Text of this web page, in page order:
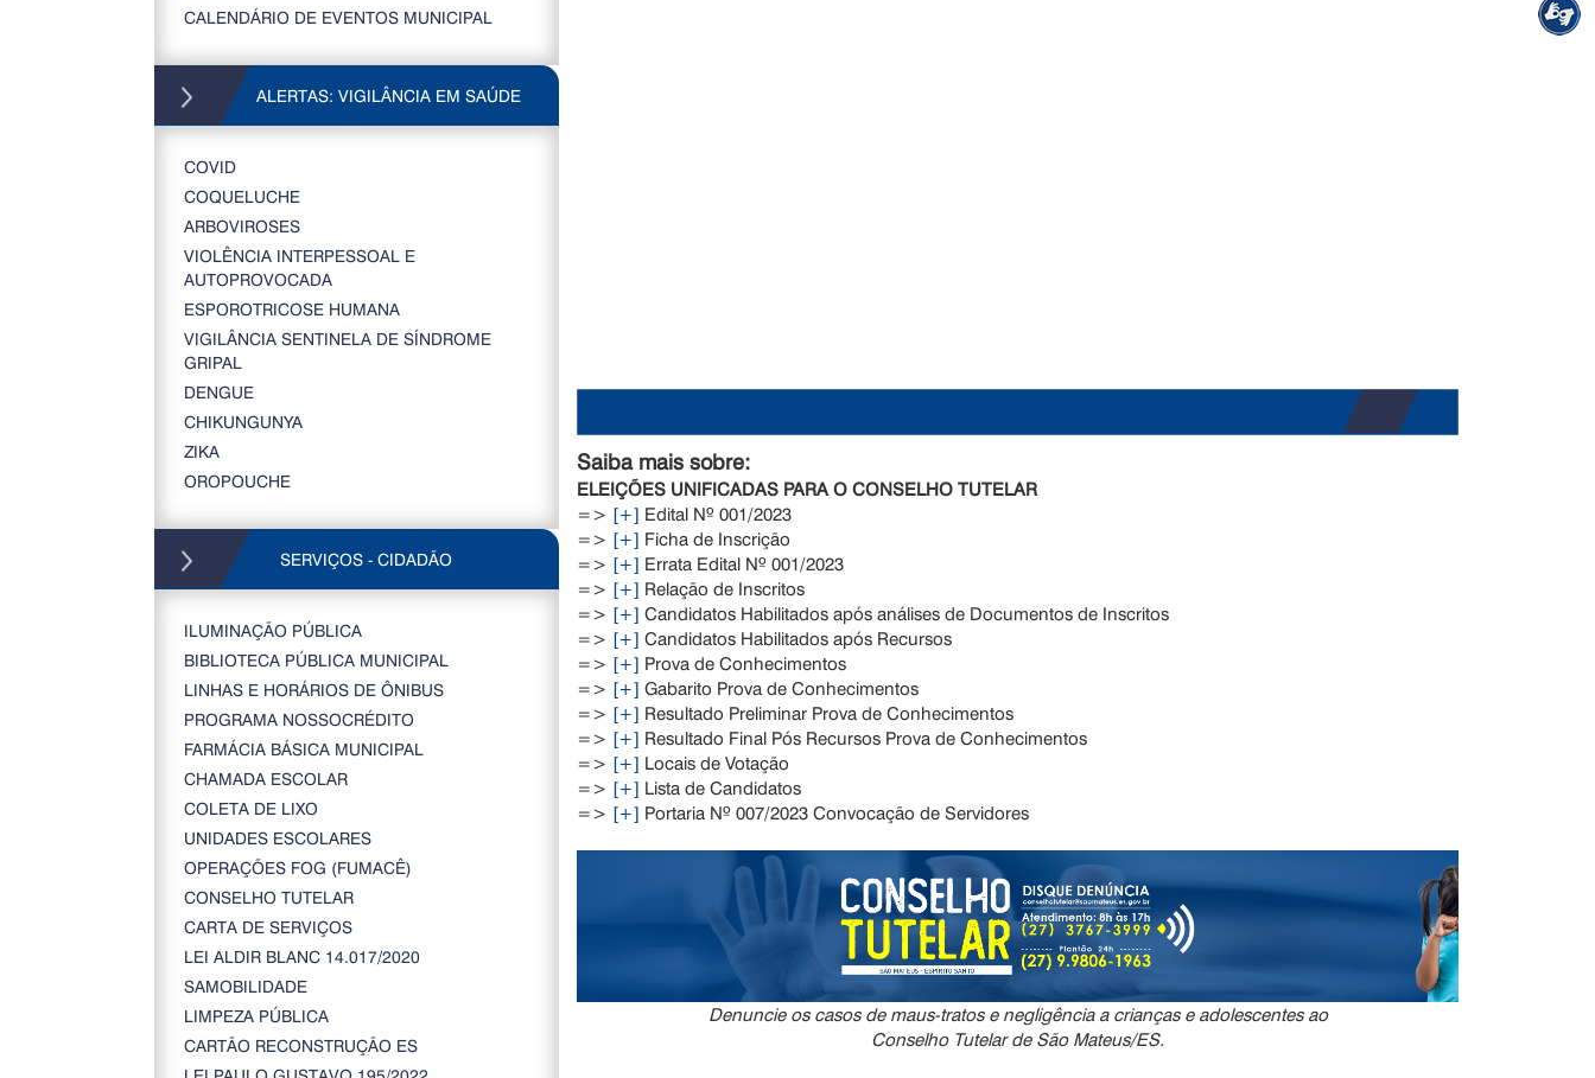
CALENDÁRIO DE EVENTOS MUNICIPAL
ALERTAS: VIGILÂNCIA EM SAÚDE
COVID
COQUELUCHE
ARBOVIROSES
VIOLÊNCIA INTERPESSOAL E
AUTOPROVOCADA
ESPOROTRICOSE HUMANA
VIGILÂNCIA SENTINELA DE SÍNDROME
GRIPAL
DENGUE
CHIKUNGUNYA
ZIKA
OROPOUCHE
SERVIÇOS - CIDADÃO
ILUMINAÇÃO PÚBLICA
BIBLIOTECA PÚBLICA MUNICIPAL
LINHAS E HORÁRIOS DE ÔNIBUS
PROGRAMA NOSSOCRÉDITO
FARMÁCIA BÁSICA MUNICIPAL
CHAMADA ESCOLAR
COLETA DE LIXO
UNIDADES ESCOLARES
OPERAÇÕES FOG (FUMACÊ)
CONSELHO TUTELAR
CARTA DE SERVIÇOS
LEI ALDIR BLANC 14.017/2020
SAMOBILIDADE
LIMPEZA PÚBLICA
CARTÃO RECONSTRUÇÃO ES
Saiba mais sobre:
ELEIÇÕES UNIFICADAS PARA O CONSELHO TUTELAR
=> [+] Edital Nº 001/2023
=> [+] Ficha de Inscrição
=> [+] Errata Edital Nº 001/2023
=> [+] Relação de Inscritos
=> [+] Candidatos Habilitados após análises de Documentos de Inscritos
=> [+] Candidatos Habilitados após Recursos
=> [+] Prova de Conhecimentos
=> [+] Gabarito Prova de Conhecimentos
=> [+] Resultado Preliminar Prova de Conhecimentos
=> [+] Resultado Final Pós Recursos Prova de Conhecimentos
=> [+] Locais de Votação
=> [+] Lista de Candidatos
=> [+] Portaria Nº 007/2023 Convocação de Servidores
Denuncie os casos de maus-tratos e negligência a crianças e adolescentes ao
Conselho Tutelar de São Mateus/ES.